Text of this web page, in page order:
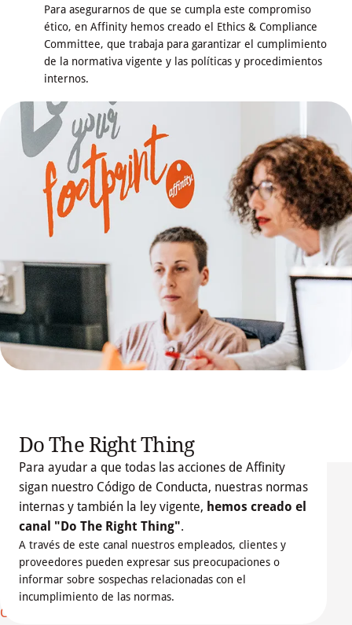
Para asegurarnos de que se cumpla este compromiso
ético, en Affinity hemos creado el Ethics & Compliance
Committee, que trabaja para garantizar el cumplimiento
de la normativa vigente y las políticas y procedimientos
internos.
Do The Right Thing
Para ayudar a que todas las acciones de Affinity
sigan nuestro Código de Conducta, nuestras normas
internas y también la ley vigente, hemos creado el
canal "Do The Right Thing".
A través de este canal nuestros empleados, clientes y
proveedores pueden expresar sus preocupaciones o
informar sobre sospechas relacionadas con el
incumplimiento de las normas.
Descárgate la política del canal de denuncias
AFFINITY PETCARE
Quiénes somos
Nuestro equipo
Fundación Affinity
Compromiso Ético